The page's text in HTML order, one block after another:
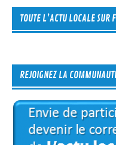
TOUTE L’ACTU LOCALE SUR
REJOIGNEZ LA